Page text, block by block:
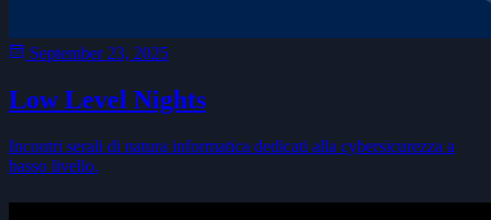
September 23, 2025
Low Level Nights
Incontri serali di natura informatica dedicati alla cybersicurezza a
basso livello.